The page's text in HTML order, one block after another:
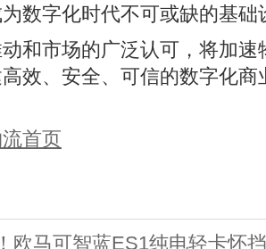
数字化时代不可或缺的基础
和市场的广泛认可，将加
效、安全、可信的数字化
首页
欧马可智蓝ES1纯电轻卡怀